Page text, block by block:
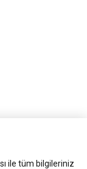
ile tüm bilgileriniz